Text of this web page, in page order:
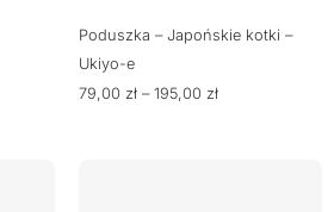
Poduszka – Japońskie kotki –
Ukiyo-e
79,00 zł – 195,00 zł